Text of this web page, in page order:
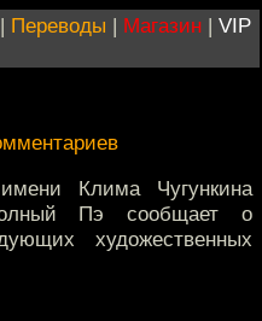
| Переводы | Магазин | VIP
имени Клима Чугункина
Пэ сообщает о
художественных